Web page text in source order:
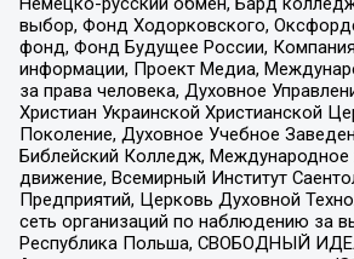
выбор, Фонд Ходорковского,
фонд, Фонд Будущее России,
информации, Проект Медиа,
за права человека, Духовное
Христиан Украинской Христианской
Поколение, Духовное Учебное
Библейский Колледж, Международное
движение, Всемирный Институт
Предприятий, Церковь Духовной
сеть организаций по наблюдению за
Республика Польша, СВОБОДНЫЙ